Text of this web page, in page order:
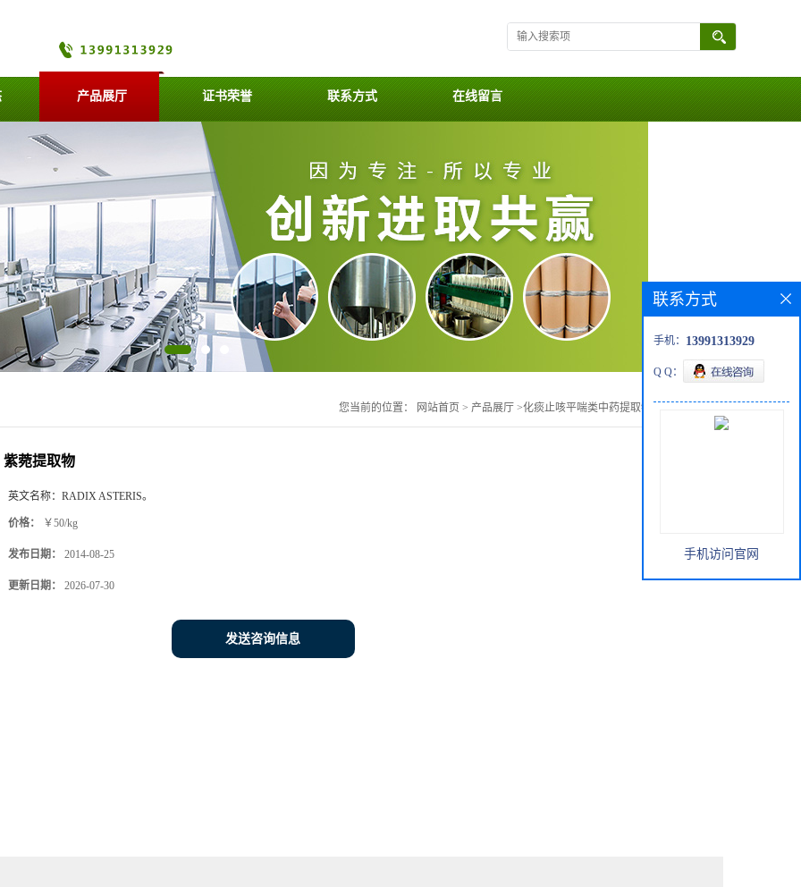
产品展厅 证书荣誉 联系方式 在线留言
您当前的位置： 网站首页 > 产品展厅 >化痰止咳平喘类中药提取物
紫菀提取物
英文名称： RADIX ASTERIS。
价格： ￥50/kg
发布日期： 2014-08-25
更新日期： 2026-07-30
发送咨询信息
联系方式
手机： 13991313929
Q Q：
手机访问官网